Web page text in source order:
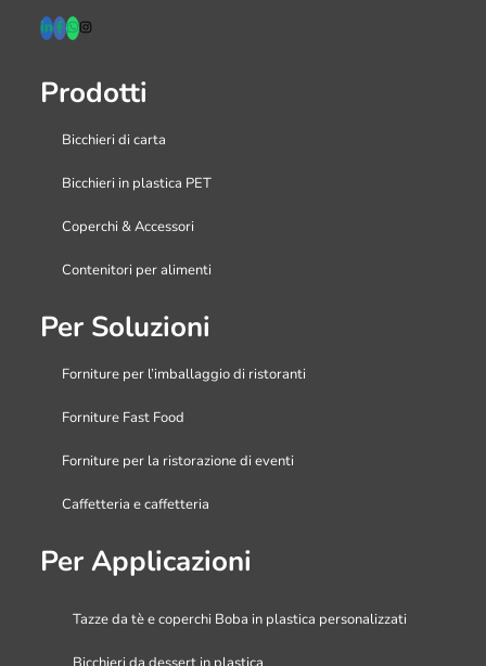
Prodotti
Bicchieri di carta
Bicchieri in plastica PET
Coperchi & Accessori
Contenitori per alimenti
Per Soluzioni
Forniture per l’imballaggio di ristoranti
Forniture Fast Food
Forniture per la ristorazione di eventi
Caffetteria e caffetteria
Per Applicazioni
Tazze da tè e coperchi Boba in plastica personalizzati